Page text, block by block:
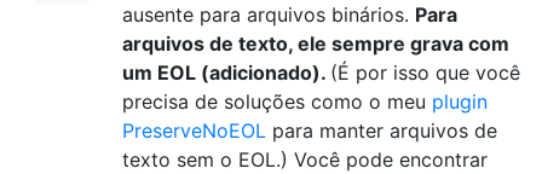
ausente para arquivos binários. Para
arquivos de texto, ele sempre grava com
um EOL (adicionado). (É por isso que você
precisa de soluções como o meu plugin
PreserveNoEOL para manter arquivos de
texto sem o EOL.) Você pode encontrar